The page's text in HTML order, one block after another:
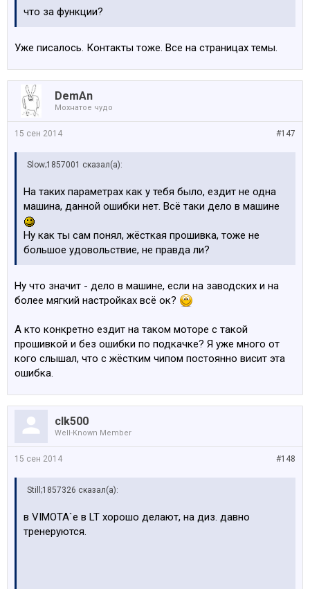
что за функции?
Уже писалось. Контакты тоже. Все на страницах темы.
DemAn
Мохнатое чудо
#147
15 сен 2014
Slow;1857001 сказал(а):
На таких параметрах как у тебя было, ездит не одна
машина, данной ошибки нет. Всё таки дело в машине
Ну как ты сам понял, жёсткая прошивка, тоже не
большое удовольствие, не правда ли?
Ну что значит - дело в машине, если на заводских и на
более мягкий настройках всё ок?
А кто конкретно ездит на таком моторе с такой
прошивкой и без ошибки по подкачке? Я уже много от
кого слышал, что с жёстким чипом постоянно висит эта
ошибка.
clk500
Well-Known Member
#148
15 сен 2014
Still;1857326 сказал(а):
в VIMOTA`e в LT хорошо делают, на диз. давно
тренеруются.